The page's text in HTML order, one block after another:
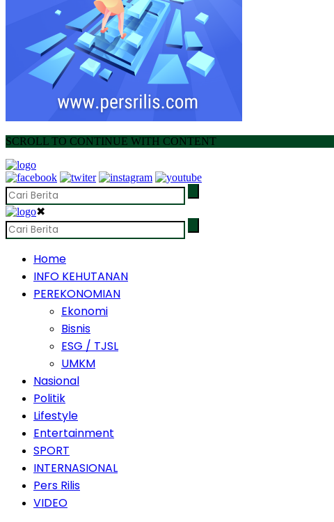
SCROLL TO CONTINUE WITH CONTENT
✖
Home
INFO KEHUTANAN
PEREKONOMIAN
Ekonomi
Bisnis
ESG / TJSL
UMKM
Nasional
Politik
Lifestyle
Entertainment
SPORT
INTERNASIONAL
Pers Rilis
VIDEO